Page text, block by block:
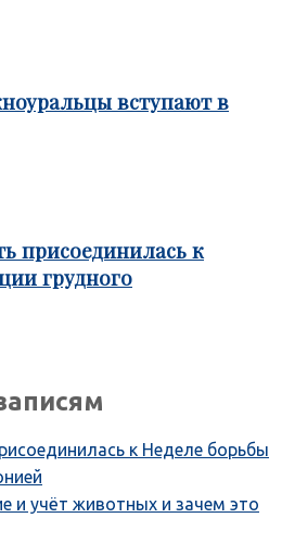
вступают в
присоединилась к
грудного
к Неделе борьбы
и учёт животных и зачем это